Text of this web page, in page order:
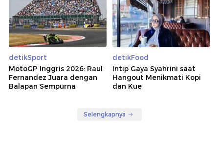
detikSport
MotoGP Inggris 2026: Raul
Fernandez Juara dengan
Balapan Sempurna
detikFood
Intip Gaya Syahrini saat
Hangout Menikmati Kopi
dan Kue
Selengkapnya